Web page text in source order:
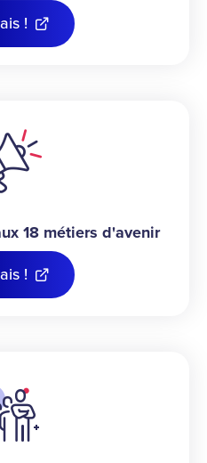
!
18 métiers d'avenir
!